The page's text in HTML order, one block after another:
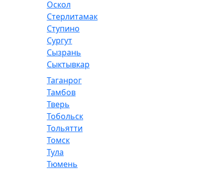
Оскол
Стерлитамак
Ступино
Сургут
Сызрань
Сыктывкар
Таганрог
Тамбов
Тверь
Тобольск
Тольятти
Томск
Тула
Тюмень